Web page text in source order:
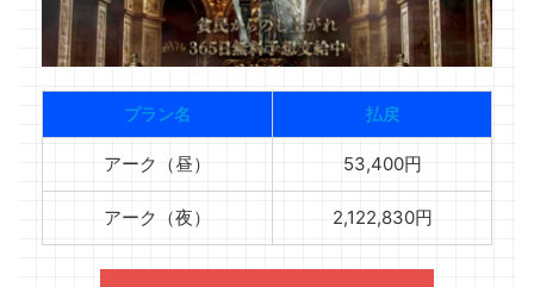
プラン名 払戻
アーク（昼） 53,400円
アーク（夜） 2,122,830円